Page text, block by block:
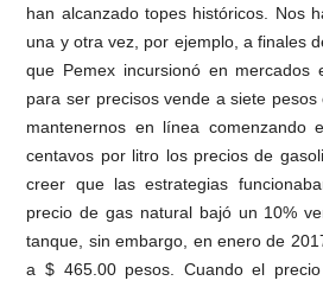
han alcanzado topes históricos. Nos
una y otra vez, por ejemplo, a finales
que Pemex incursionó en mercados
para ser precisos vende a siete
mantenernos en línea comenzando
centavos por litro los precios de
creer que las estrategias
precio de gas natural bajó un 10%
tanque, sin embargo, en enero de
a $ 465.00 pesos. Cuando el